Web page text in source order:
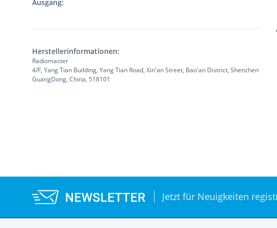
Ausgang:
Herstellerinformationen:
Radiomaster
4/F, Yang Tian Building, Yang Tian Road, Xin'an Street, Bao'an District, Shenzhen
GuangDong, China, 518101
Jetzt für Neuigkeiten